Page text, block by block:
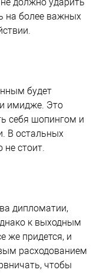
на более важных
будет
и имидже. Это
себя шопингом и
В остальных
не стоит.
дипломатии,
к выходным
же придется, и
расходованием
чтобы